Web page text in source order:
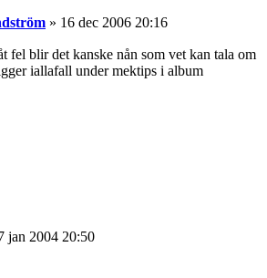
» 16 dec 2006 20:16
fel blir det kanske nån som vet kan tala om
iallafall under mektips i album
jan 2004 20:50